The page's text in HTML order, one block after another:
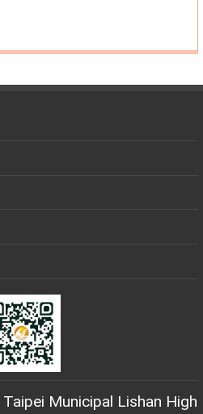
Taipei Municipal Lishan High